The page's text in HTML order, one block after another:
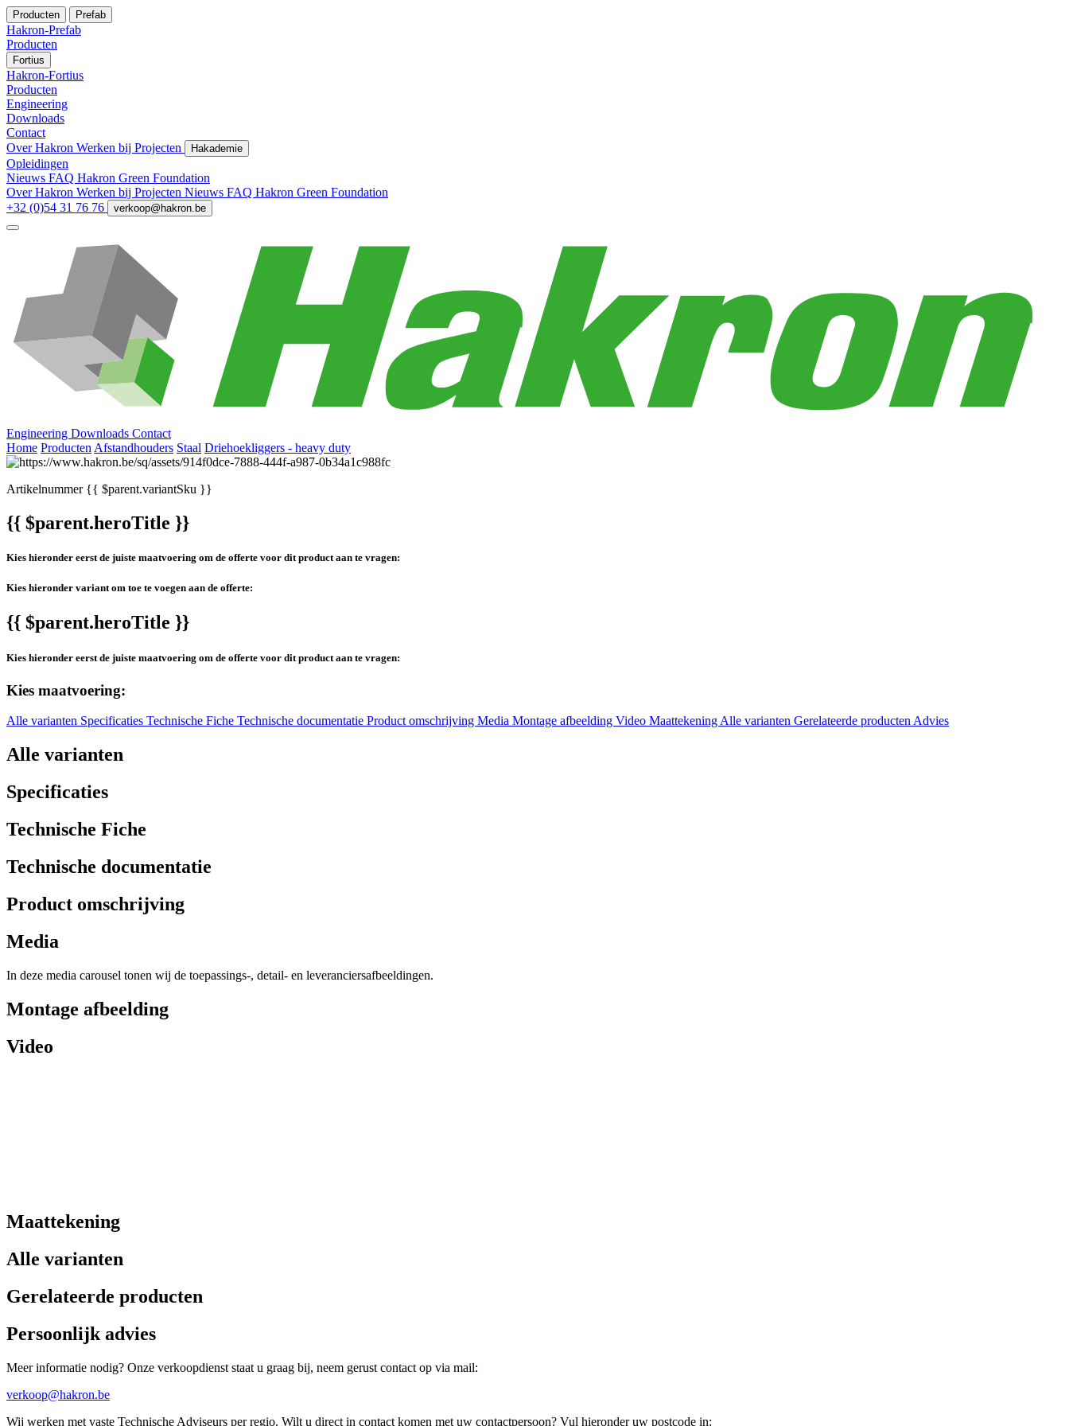
Producten Prefab
Hakron-Prefab
Producten
Fortius
Hakron-Fortius
Producten
Engineering
Downloads
Contact
Over Hakron Werken bij Projecten Hakademie
Opleidingen
Nieuws FAQ Hakron Green Foundation
Over Hakron Werken bij Projecten Nieuws FAQ Hakron Green Foundation
+32 (0)54 31 76 76
verkoop@hakron.be
Engineering Downloads Contact
Home Producten Afstandhouders Staal Driehoekliggers - heavy duty
Artikelnummer{{ $parent.variantSku }}
{{ $parent.heroTitle }}
Kies hieronder eerst de juiste maatvoering om de offerte voor dit product aan te vragen:
Kies hieronder variant om toe te voegen aan de offerte:
{{ $parent.heroTitle }}
Kies hieronder eerst de juiste maatvoering om de offerte voor dit product aan te vragen:
Kies maatvoering:
Alle varianten Specificaties Technische Fiche Technische documentatie Product omschrijving Media Montage afbeelding Video MaattekeningAlle varianten Gerelateerde productenAdvies
Alle varianten
Specificaties
Technische Fiche
Technische documentatie
Product omschrijving
Media
In deze media carousel tonen wij de toepassings-, detail- en leveranciersafbeeldingen.
Montage afbeelding
Video
Maattekening
Alle varianten
Gerelateerde producten
Persoonlijk advies
Meer informatie nodig? Onze verkoopdienst staat u graag bij, neem gerust contact op via mail:
verkoop@hakron.be
Wij werken met vaste Technische Adviseurs per regio. Wilt u direct in contact komen met uw contactpersoon? Vul hieronder uw postcode in: